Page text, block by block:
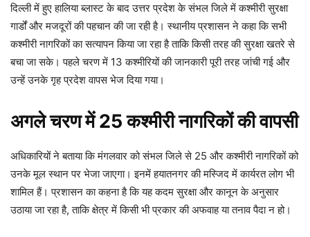
दिल्ली में हुए हालिया ब्लास्ट के बाद उत्तर प्रदेश के संभल जिले में कश्मीरी सुरक्षा
गार्डों और मजदूरों की पहचान की जा रही है। स्थानीय प्रशासन ने कहा कि सभी
कश्मीरी नागरिकों का सत्यापन किया जा रहा है ताकि किसी तरह की सुरक्षा खतरे से
बचा जा सके। पहले चरण में 13 कश्मीरियों की जानकारी पूरी तरह जांची गई और
उन्हें उनके गृह प्रदेश वापस भेज दिया गया।
अगले चरण में 25 कश्मीरी नागरिकों की वापसी
अधिकारियों ने बताया कि मंगलवार को संभल जिले से 25 और कश्मीरी नागरिकों को
उनके मूल स्थान पर भेजा जाएगा। इनमें हयातनगर की मस्जिद में कार्यरत लोग भी
शामिल हैं। प्रशासन का कहना है कि यह कदम सुरक्षा और कानून के अनुसार
उठाया जा रहा है, ताकि क्षेत्र में किसी भी प्रकार की अफवाह या तनाव पैदा न हो।